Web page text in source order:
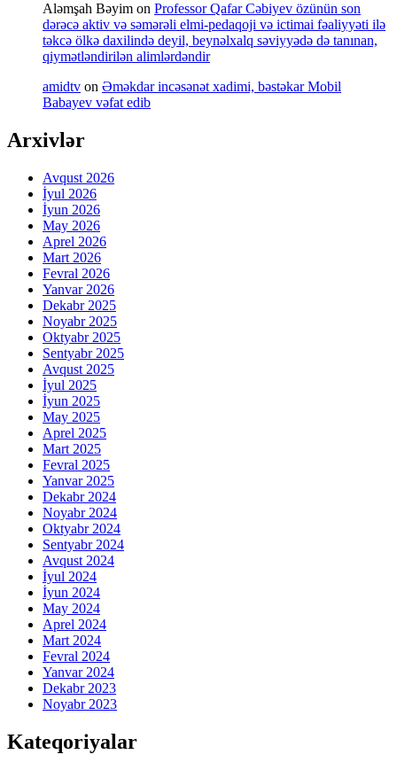
Aləmşah Bəyim on Professor Qafar Cəbiyev özünün son
dərəcə aktiv və səmərəli elmi-pedaqoji və ictimai fəaliyyəti ilə
təkcə ölkə daxilində deyil, beynəlxalq səviyyədə də tanınan,
qiymətləndirilən alimlərdəndir
amidtv on Əməkdar incəsənət xadimi, bəstəkar Mobil
Babayev vəfat edib
Arxivlər
Avqust 2026
İyul 2026
İyun 2026
May 2026
Aprel 2026
Mart 2026
Fevral 2026
Yanvar 2026
Dekabr 2025
Noyabr 2025
Oktyabr 2025
Sentyabr 2025
Avqust 2025
İyul 2025
İyun 2025
May 2025
Aprel 2025
Mart 2025
Fevral 2025
Yanvar 2025
Dekabr 2024
Noyabr 2024
Oktyabr 2024
Sentyabr 2024
Avqust 2024
İyul 2024
İyun 2024
May 2024
Aprel 2024
Mart 2024
Fevral 2024
Yanvar 2024
Dekabr 2023
Noyabr 2023
Kateqoriyalar